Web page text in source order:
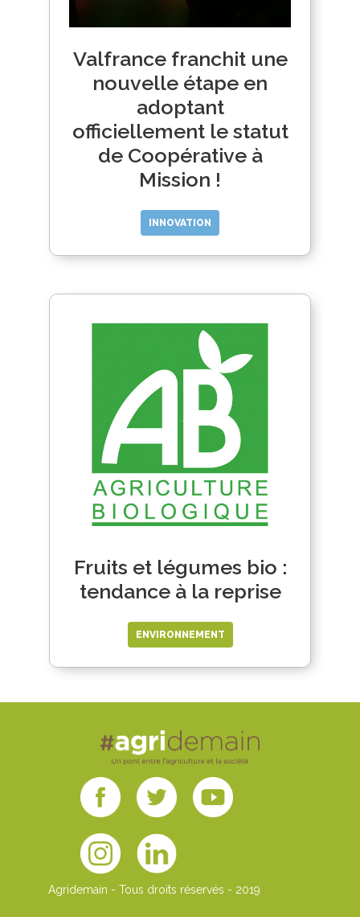
Valfrance franchit une
nouvelle étape en
adoptant
officiellement le statut
de Coopérative à
Mission !
INNOVATION
Fruits et légumes bio :
tendance à la reprise
ENVIRONNEMENT
Agridemain - Tous droits réservés - 2019